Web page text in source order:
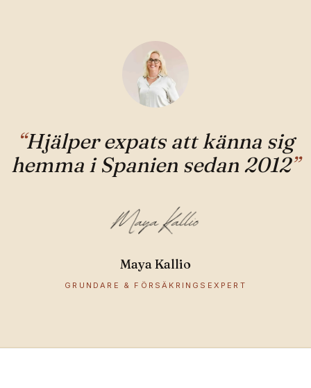
“Hjälper expats att känna sig
hemma i Spanien sedan 2012”
Maya Kallio
GRUNDARE & FÖRSÄKRINGSEXPERT